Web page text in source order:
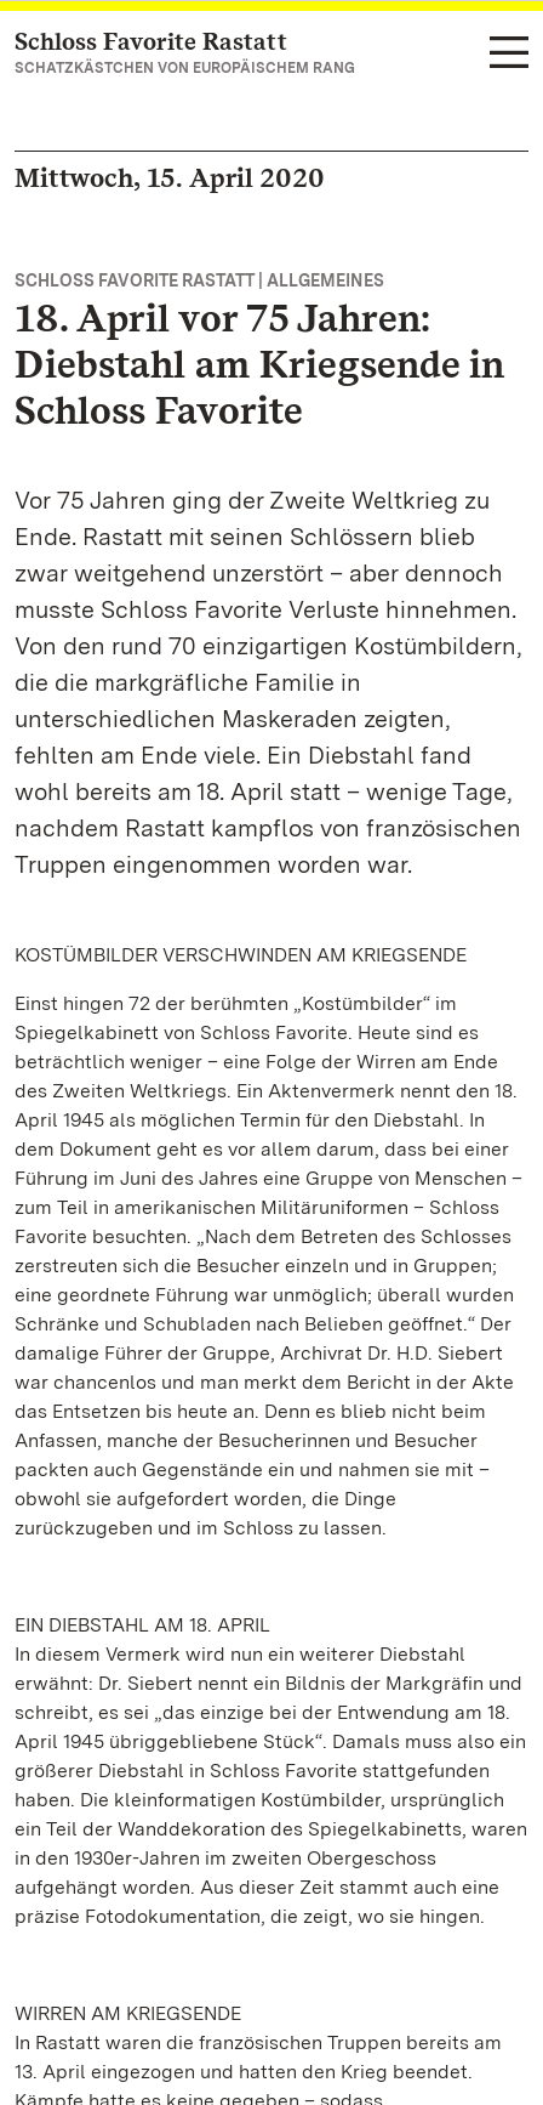
Zum Hauptinhalt springen
Schloss Favorite Rastatt
SCHATZKÄSTCHEN VON EUROPÄISCHEM RANG
Mittwoch, 15. April 2020
SCHLOSS FAVORITE RASTATT | ALLGEMEINES
18. April vor 75 Jahren:
Diebstahl am Kriegsende in
Schloss Favorite
Vor 75 Jahren ging der Zweite Weltkrieg zu
Ende. Rastatt mit seinen Schlössern blieb
zwar weitgehend unzerstört – aber dennoch
musste Schloss Favorite Verluste hinnehmen.
Von den rund 70 einzigartigen Kostümbildern,
die die markgräfliche Familie in
unterschiedlichen Maskeraden zeigten,
fehlten am Ende viele. Ein Diebstahl fand
wohl bereits am 18. April statt – wenige Tage,
nachdem Rastatt kampflos von französischen
Truppen eingenommen worden war.
KOSTÜMBILDER VERSCHWINDEN AM KRIEGSENDE
Einst hingen 72 der berühmten „Kostümbilder“ im
Spiegelkabinett von Schloss Favorite. Heute sind es
beträchtlich weniger – eine Folge der Wirren am Ende
des Zweiten Weltkriegs. Ein Aktenvermerk nennt den 18.
April 1945 als möglichen Termin für den Diebstahl. In
dem Dokument geht es vor allem darum, dass bei einer
Führung im Juni des Jahres eine Gruppe von Menschen –
zum Teil in amerikanischen Militäruniformen – Schloss
Favorite besuchten. „Nach dem Betreten des Schlosses
zerstreuten sich die Besucher einzeln und in Gruppen;
eine geordnete Führung war unmöglich; überall wurden
Schränke und Schubladen nach Belieben geöffnet.“ Der
damalige Führer der Gruppe, Archivrat Dr. H.D. Siebert
war chancenlos und man merkt dem Bericht in der Akte
das Entsetzen bis heute an. Denn es blieb nicht beim
Anfassen, manche der Besucherinnen und Besucher
packten auch Gegenstände ein und nahmen sie mit –
obwohl sie aufgefordert worden, die Dinge
zurückzugeben und im Schloss zu lassen.
EIN DIEBSTAHL AM 18. APRIL
In diesem Vermerk wird nun ein weiterer Diebstahl
erwähnt: Dr. Siebert nennt ein Bildnis der Markgräfin und
schreibt, es sei „das einzige bei der Entwendung am 18.
April 1945 übriggebliebene Stück“. Damals muss also ein
größerer Diebstahl in Schloss Favorite stattgefunden
haben. Die kleinformatigen Kostümbilder, ursprünglich
ein Teil der Wanddekoration des Spiegelkabinetts, waren
in den 1930er-Jahren im zweiten Obergeschoss
aufgehängt worden. Aus dieser Zeit stammt auch eine
präzise Fotodokumentation, die zeigt, wo sie hingen.
WIRREN AM KRIEGSENDE
In Rastatt waren die französischen Truppen bereits am
13. April eingezogen und hatten den Krieg beendet.